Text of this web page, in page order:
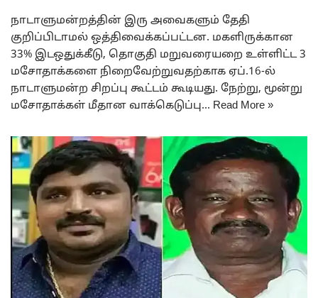
நாடாளுமன்றத்தின் இரு அவைகளும் தேதி
குறிப்பிடாமல் ஒத்திவைக்கப்பட்டன. மகளிருக்கான
33% இடஒதுக்கீடு, தொகுதி மறுவரையறை உள்ளிட்ட 3
மசோதாக்களை நிறைவேற்றுவதற்காக ஏப்.16-ல்
நாடாளுமன்ற சிறப்பு கூட்டம் கூடியது. நேற்று, மூன்று
மசோதாக்கள் மீதான வாக்கெடுப்பு… Read More »